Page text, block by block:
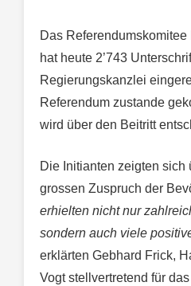
Das Referendumskomitee
hat heute 2’743
Regierungskanzlei
Referendum zustande
wird über den Beitritt
Die Initianten zeigten sich
grossen Zuspruch der
erhielten nicht nur
sondern auch viele
erklärten Gebhard Frick,
Vogt stellvertretend für